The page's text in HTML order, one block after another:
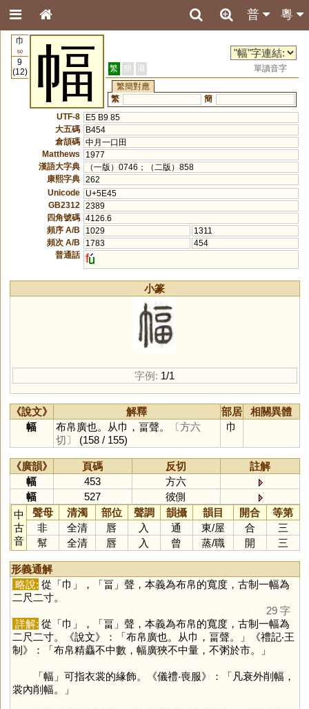
粵
普
巾
50
9
(12)
幅 繁 簡 港
單讀音字
繁簡對應
繁
簡
UTF-8
E5 B9 85
大五碼
B454
倉頡碼 中月一口田
Matthews
1977
漢語大字典
（一版）0746；（二版）858
康熙字典 262
Unicode
U+5E45
GB2312
2389
四角號碼 4126.6
頻序 A/B
1029
1311
頻次 A/B
1783
454
普通話 f
小篆
字例: 1/1
《說文》 解釋 部居
相關異體
幅
布帛廣也。从巾，畐聲。
〔方六
切〕
(158 / 155)
巾
《廣韻》 頁碼 反切
註解
幅
453
方六
幅
527
彼側
中
古
音
聲母 清濁 部位 聲調 韻攝 韻目 開合
等第
非
全清 唇 入 通 東/屋 合
三
幫
全清 唇 入 曾 蒸/職 開 三
形義通解
略說: 從「巾 」，「畐」聲，本義為布帛的寬度，古制一幅為
二尺二寸。
29 字
詳解: 從「巾 」，「畐」聲，本義為布帛的寬度，古制一幅為
二尺二寸。《說文》：「布帛廣也。从巾，畐聲。」《禮記‧王
制》：「布帛精麤不中數，幅廣狹不中量，不粥於市。」
「幅 」可指衣裳的緣飾。《儀禮‧喪服》：「凡衰外削幅，
裳內削幅。」